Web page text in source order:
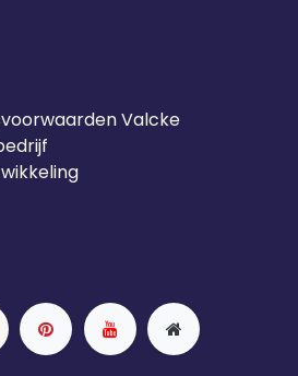
Valcke